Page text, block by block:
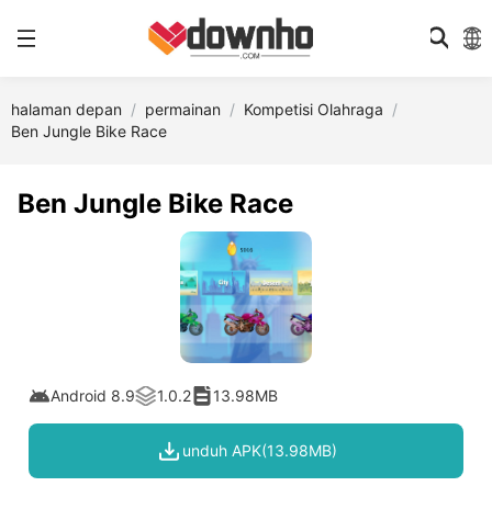
halaman depan permainan
Kompetisi Olahraga
Ben Jungle Bike Race
Ben Jungle Bike Race
Android 8.9 1.0.2 13.98MB
unduh APK(13.98MB)